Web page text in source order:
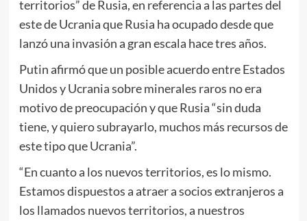
territorios” de Rusia, en referencia a las partes del
este de Ucrania que Rusia ha ocupado desde que
lanzó una invasión a gran escala hace tres años.
Putin afirmó que un posible acuerdo entre Estados
Unidos y Ucrania sobre minerales raros no era
motivo de preocupación y que Rusia “sin duda
tiene, y quiero subrayarlo, muchos más recursos de
este tipo que Ucrania”.
“En cuanto a los nuevos territorios, es lo mismo.
Estamos dispuestos a atraer a socios extranjeros a
los llamados nuevos territorios, a nuestros